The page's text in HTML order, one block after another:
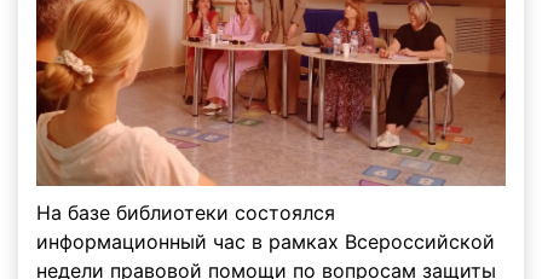
На базе библиотеки состоялся
информационный час в рамках Всероссийской
недели правовой помощи по вопросам защиты